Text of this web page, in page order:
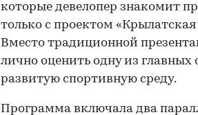
которые девелопер знакомит
только с проектом
Вместо традиционной
лично оценить одну из
развитую спортивную среду.
Программа включала два